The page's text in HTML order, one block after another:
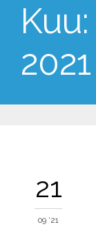
Kuu:
2021
21
09 '21